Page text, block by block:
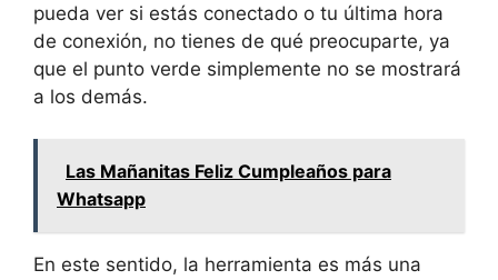
pueda ver si estás conectado o tu última hora
de conexión, no tienes de qué preocuparte, ya
que el punto verde simplemente no se mostrará
a los demás.
Las Mañanitas Feliz Cumpleaños para
Whatsapp
En este sentido, la herramienta es más una